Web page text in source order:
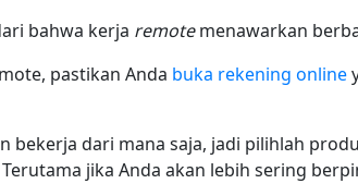
bahwa kerja remotemenawarkan
pastikan Anda buka rekening online
bekerja dari mana saja, jadi pilihlah
jika Anda akan lebih sering